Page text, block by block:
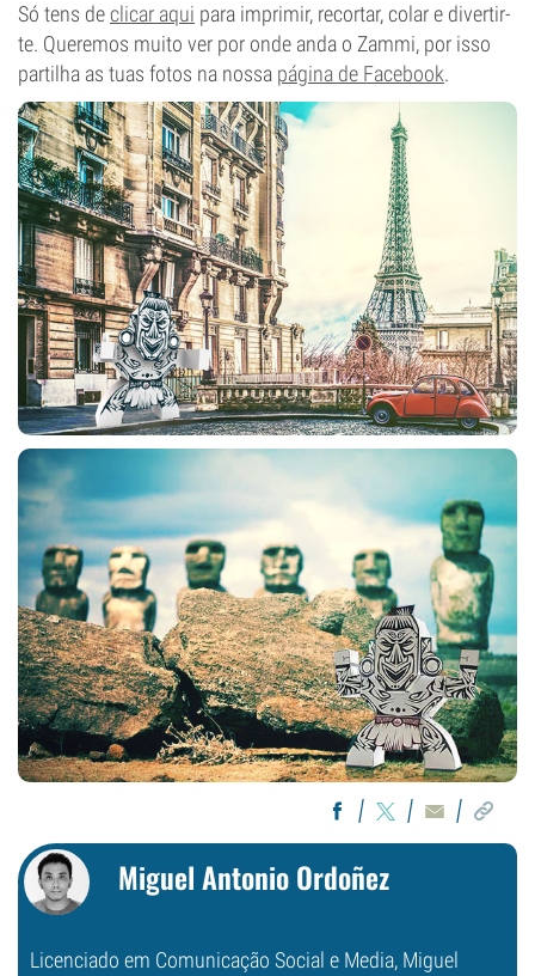
Só tens declicar aqui para imprimir, recortar, colar e divertir-
te. Queremos muito ver por onde anda o Zammi, por isso
partilha as tuas fotos na nossa página de Facebook.
Miguel Antonio Ordoñez
Licenciado em Comunicação Social e Media, Miguel